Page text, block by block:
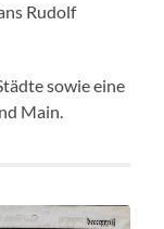
Rudolf
sowie eine
Main.